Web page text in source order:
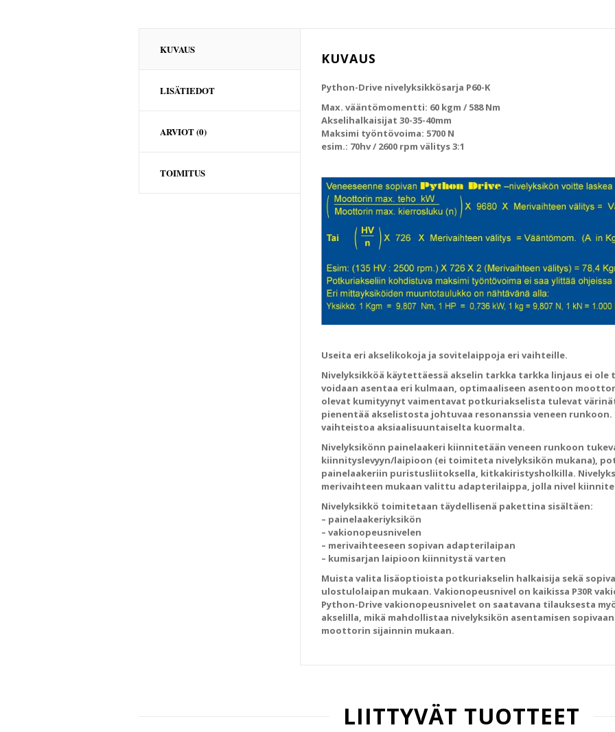
KUVAUS
LISÄTIEDOT
ARVIOT (0)
TOIMITUS
KUVAUS
Python-Drive nivelyksikkösarja P60-K
Max. vääntömomentti: 60 kgm / 588 Nm
Akselihalkaisijat 30-35-40mm
Maksimi työntövoima: 5700 N
esim.: 70hv / 2600 rpm välitys 3:1
Useita eri akselikokoja ja sovitelaippoja eri vaihteille.
Nivelyksikköä käytettäessä akselin tarkka tarkka linjaus ei
voidaan asentaa eri kulmaan, optimaaliseen asentoon
olevat kumityynyt vaimentavat potkuriakselista tulevat
pienentää akselistosta johtuvaa resonanssia veneen runkoon.
vaihteistoa aksiaalisuuntaiselta kuormalta.
Nivelyksikönn painelaakeri kiinnitetään veneen runkoon
kiinnityslevyyn/laipioon (ei toimiteta nivelyksikön mukana),
painelaakeriin puristusliitoksella, kitkakiristysholkilla.
merivaihteen mukaan valittu adapterilaippa, jolla nivel
Nivelyksikkö toimitetaan täydellisenä pakettina sisältäen:
– painelaakeriyksikön
– vakionopeusnivelen
– merivaihteeseen sopivan adapterilaipan
– kumisarjan laipioon kiinnitystä varten
Muista valita lisäoptioista potkuriakselin halkaisija sekä
ulostulolaipan mukaan. Vakionopeusnivel on kaikissa P30R
Python-Drive vakionopeusnivelet on saatavana tilauksesta
akselilla, mikä mahdollistaa nivelyksikön asentamisen
moottorin sijainnin mukaan.
LIITTYVÄT TUOTTEET